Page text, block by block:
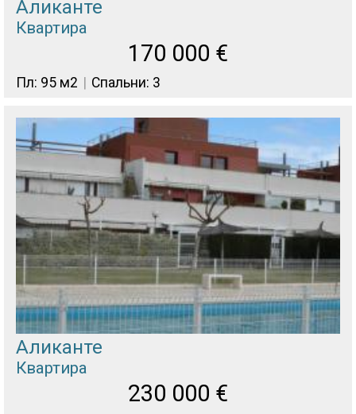
Аликанте
Квартира
170 000 €
Пл: 95 м2 Спальни: 3
Аликанте
Квартира
230 000 €